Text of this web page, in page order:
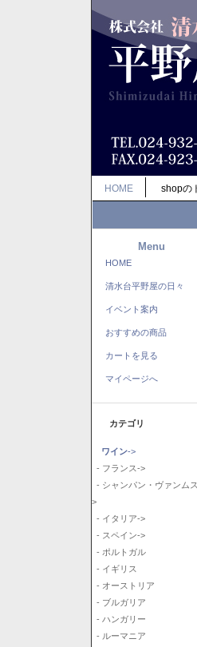
HOME shopの
Menu
HOME
清水台平野屋の日々
イベント案内
おすすめの商品
カートを見る
マイページへ
カテゴリ
ワイン->
- フランス->
- シャンパン・ヴァンム
>
- イタリア->
- スペイン->
- ポルトガル
- イギリス
- オーストリア
- ブルガリア
- ハンガリー
- ルーマニア